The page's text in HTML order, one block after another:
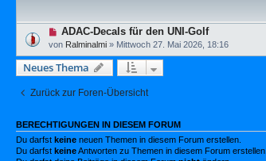
ADAC-Decals für den UNI-Golf
von Ralminalmi » Mittwoch 27. Mai 2026, 18:16
Neues Thema
Zurück zur Foren-Übersicht
BERECHTIGUNGEN IN DIESEM FORUM
Du darfst keine neuen Themen in diesem Forum erstellen.
Du darfst keineAntworten zu Themen in diesem Forum erstellen.